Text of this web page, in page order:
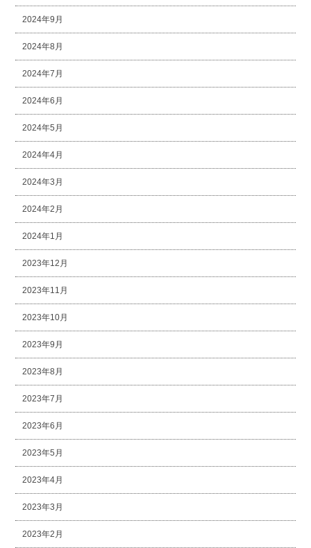
2024年9月
2024年8月
2024年7月
2024年6月
2024年5月
2024年4月
2024年3月
2024年2月
2024年1月
2023年12月
2023年11月
2023年10月
2023年9月
2023年8月
2023年7月
2023年6月
2023年5月
2023年4月
2023年3月
2023年2月